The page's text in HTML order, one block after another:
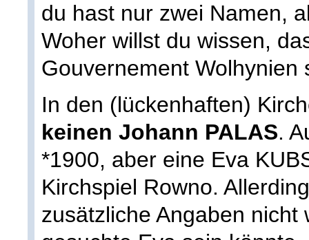
du hast nur zwei Namen,
Woher willst du wissen,
Gouvernement Wolhynien
In den (lückenhaften)
keinen Johann PALAS.
*1900, aber eine Eva
Kirchspiel Rowno.
zusätzliche Angaben nicht